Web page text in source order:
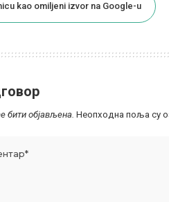
kao omiljeni izvor na Google-u
бити објављена. Неопходна поља су